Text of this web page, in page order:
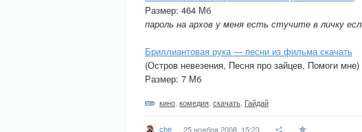
Размер: 464 Мб
пароль на архов у меня есть стучите в личку
Бриллиантовая рука — песни из фильма скачать
(Остров невезения, Песня про зайцев, Помоги мне)
Размер: 7 Мб
кино комедия скачать Гайдай
che 25 ноября 2008, 15:23